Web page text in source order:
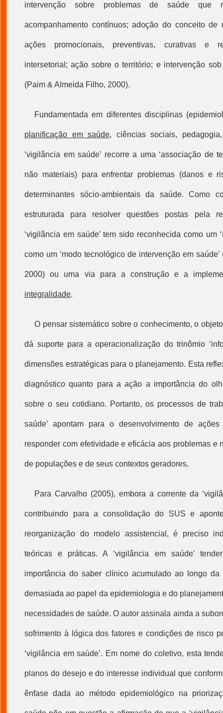
intervenção sobre problemas de saúde que
acompanhamento contínuos; adoção do conceito de
ações promocionais, preventivas, curativas e
intersetorial; ação sobre o território; e intervenção
(Paim & Almeida Filho, 2000).
Fundamentada em diferentes disciplinas
planificação em saúde, ciências sociais,
‘vigilância em saúde’ recorre a uma ‘associação de
não materiais) para enfrentar problemas (danos e
determinantes sócio-ambientais da saúde. Como
estruturada para resolver questões postas pela
‘vigilância em saúde’ tem sido reconhecida como um
como um ‘modo tecnológico de intervenção em
2000) ou uma via para a construção e a
integralidade.
O pensar sistemático sobre o conhecimento, o
dá suporte para a operacionalização do trinômio
dimensões estratégicas para o planejamento. Esta
diagnóstico quanto para a ação a importância do
sobre o seu cotidiano. Portanto, os processos de
saúde’ apontam para o desenvolvimento de ações
responder com efetividade e eficácia aos problemas e
de populações e de seus contextos geradores.
Para Carvalho (2005), embora a corrente da ‘
contribuindo para a consolidação do SUS e
reorganização do modelo assistencial, é preciso
teóricas e práticas. A ‘vigilância em saúde’
importância do saber clínico acumulado ao longo da
demasiada ao papel da epidemiologia e do
necessidades de saúde. O autor assinala ainda a
sofrimento à lógica dos fatores e condições de risco
‘vigilância em saúde’. Em nome do coletivo, esta
planos do desejo e do interesse individual que
ênfase dada ao método epidemiológico na